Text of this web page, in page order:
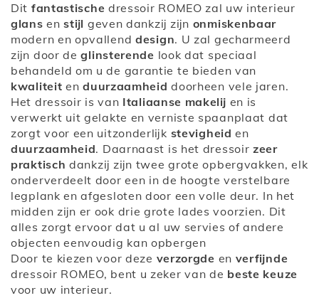
Dit fantastische dressoir ROMEO zal uw interieur
glans enstijl geven dankzij zijn onmiskenbaar
modern en opvallend design. U zal gecharmeerd
zijn door deglinsterende look dat speciaal
behandeld om u de garantie te bieden van
kwaliteit enduurzaamheid doorheen vele jaren.
Het dressoir is van Italiaanse makelij en is
verwerkt uit gelakte en verniste spaanplaat dat
zorgt voor een uitzonderlijk stevigheid en
duurzaamheid. Daarnaast is het dressoirzeer
praktisch dankzij zijn twee grote opbergvakken, elk
onderverdeelt door een in de hoogte verstelbare
legplank en afgesloten door een volle deur. In het
midden zijn er ook drie grote lades voorzien. Dit
alles zorgt ervoor dat u al uw servies of andere
objecten eenvoudig kan opbergen
Door te kiezen voor deze verzorgde en verfijnde
dressoir ROMEO, bent u zeker van de beste keuze
voor uw interieur.